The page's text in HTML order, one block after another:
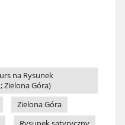
na Rysunek
Zielona Góra)
Zielona Góra